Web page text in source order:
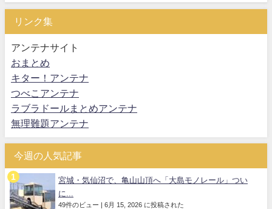
リンク集
アンテナサイト
おまとめ
キター！アンテナ
つべこアンテナ
ラブラドールまとめアンテナ
無理難題アンテナ
今週の人気記事
宮城・気仙沼で、亀山山頂へ「大島モノレール」つい
に...
49件のビュー | 6月 15, 2026 に投稿された